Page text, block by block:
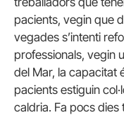
pacients, vegin que
vegades s’intenti
professionals, vegin
del Mar, la capacitat
pacients estiguin
caldria. Fa pocs dies